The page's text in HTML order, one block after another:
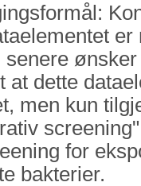
senere
at dette
men kun
for
bakterier.